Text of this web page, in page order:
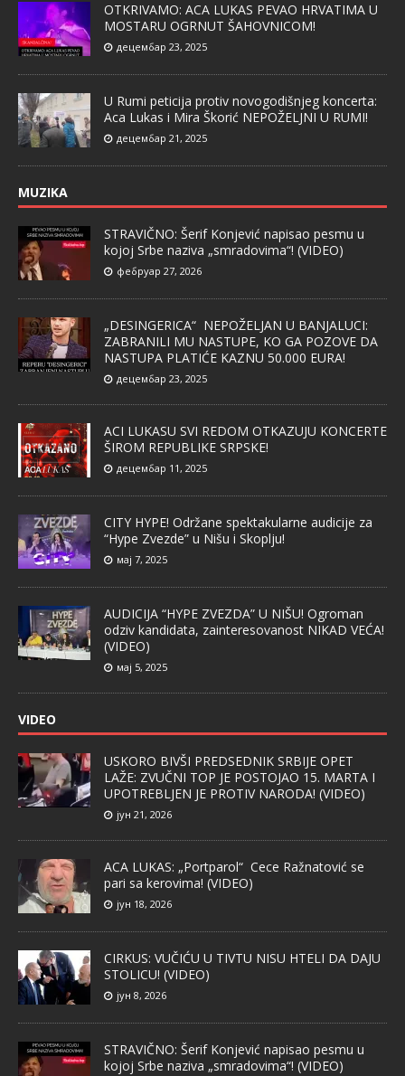
OTKRIVAMO: ACA LUKAS PEVAO HRVATIMA U
MOSTARU OGRNUT ŠAHOVNICOM!
децембар 23, 2025
U Rumi peticija protiv novogodišnjeg koncerta:
Aca Lukas i Mira Škorić NEPOŽELJNI U RUMI!
децембар 21, 2025
MUZIKA
STRAVIČNO: Šerif Konjević napisao pesmu u
kojoj Srbe naziva „smradovima“! (VIDEO)
фебруар 27, 2026
„DESINGERICA“ NEPOŽELJAN U BANJALUCI:
ZABRANILI MU NASTUPE, KO GA POZOVE DA
NASTUPA PLATIĆE KAZNU 50.000 EURA!
децембар 23, 2025
ACI LUKASU SVI REDOM OTKAZUJU KONCERTE
ŠIROM REPUBLIKE SRPSKE!
децембар 11, 2025
CITY HYPE! Održane spektakularne audicije za
“Hype Zvezde” u Nišu i Skoplju!
мај 7, 2025
AUDICIJA “HYPE ZVEZDA” U NIŠU! Ogroman
odziv kandidata, zainteresovanost NIKAD VEĆA!
(VIDEO)
мај 5, 2025
VIDEO
USKORO BIVŠI PREDSEDNIK SRBIJE OPET
LAŽE: ZVUČNI TOP JE POSTOJAO 15. MARTA I
UPOTREBLJEN JE PROTIV NARODA! (VIDEO)
јун 21, 2026
ACA LUKAS: „Portparol“ Cece Ražnatović se
pari sa kerovima! (VIDEO)
јун 18, 2026
CIRKUS: VUČIĆU U TIVTU NISU HTELI DA DAJU
STOLICU! (VIDEO)
јун 8, 2026
STRAVIČNO: Šerif Konjević napisao pesmu u
kojoj Srbe naziva „smradovima“! (VIDEO)